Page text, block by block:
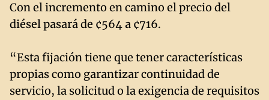
Con el incremento en camino el precio del
diésel pasará de ¢564 a ¢716.
“Esta fijación tiene que tener características
propias como garantizar continuidad de
servicio, la solicitud o la exigencia de requisitos